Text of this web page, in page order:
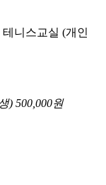
니스교실 (개인
) 500,000원